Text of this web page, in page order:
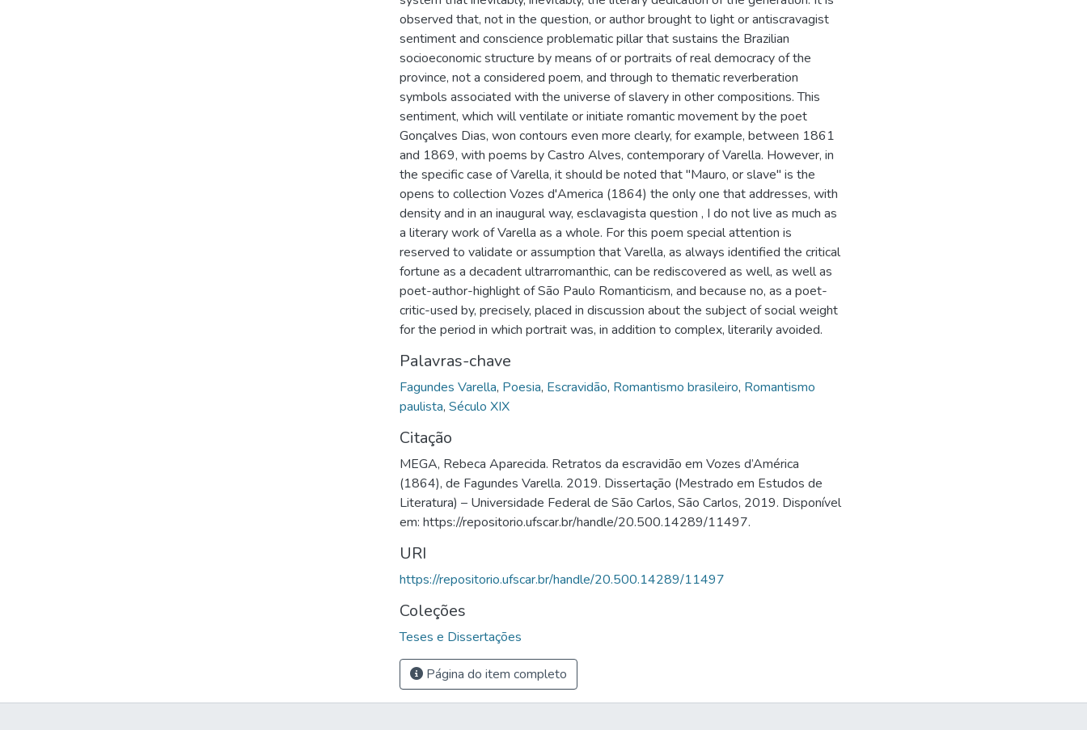
observed that, not in the question, or author brought to light or antiscravagist
sentiment and conscience problematic pillar that sustains the Brazilian
socioeconomic structure by means of or portraits of real democracy of the
province, not a considered poem, and through to thematic reverberation
symbols associated with the universe of slavery in other compositions. This
sentiment, which will ventilate or initiate romantic movement by the poet
Gonçalves Dias, won contours even more clearly, for example, between 1861
and 1869, with poems by Castro Alves, contemporary of Varella. However, in
the specific case of Varella, it should be noted that "Mauro, or slave" is the
opens to collection Vozes d'America (1864) the only one that addresses, with
density and in an inaugural way, esclavagista question , I do not live as much as
a literary work of Varella as a whole. For this poem special attention is
reserved to validate or assumption that Varella, as always identified the critical
fortune as a decadent ultrarromanthic, can be rediscovered as well, as well as
poet-author-highlight of São Paulo Romanticism, and because no, as a poet-
critic-used by, precisely, placed in discussion about the subject of social weight
for the period in which portrait was, in addition to complex, literarily avoided.
Palavras-chave
Fagundes Varella, Poesia, Escravidão, Romantismo brasileiro, Romantismo
paulista, Século XIX
Citação
MEGA, Rebeca Aparecida. Retratos da escravidão em Vozes d’América
(1864), de Fagundes Varella. 2019. Dissertação (Mestrado em Estudos de
Literatura) – Universidade Federal de São Carlos, São Carlos, 2019. Disponível
em: https://repositorio.ufscar.br/handle/20.500.14289/11497.
URI
https://repositorio.ufscar.br/handle/20.500.14289/11497
Coleções
Teses e Dissertações
Página do item completo